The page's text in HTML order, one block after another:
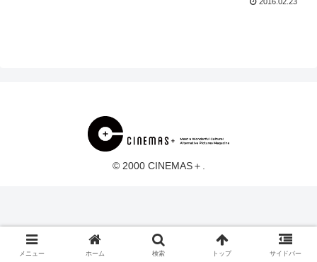
© 2000 CINEMAS＋.
メニュー ホーム 検索 トップ サイドバー